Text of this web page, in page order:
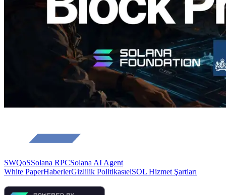
Daha fazla yükle
SWQoSSolana RPCSolana AI Agent
White PaperHaberlerGizlilik PolitikasıelSOL Hizmet Şartları